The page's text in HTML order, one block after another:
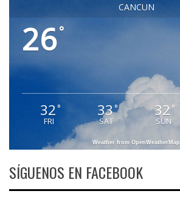
CANCUN
26°
32°
FRI
33°
SAT
32 °
SUN
Weather from OpenWeatherMap
SÍGUENOS EN FACEBOOK